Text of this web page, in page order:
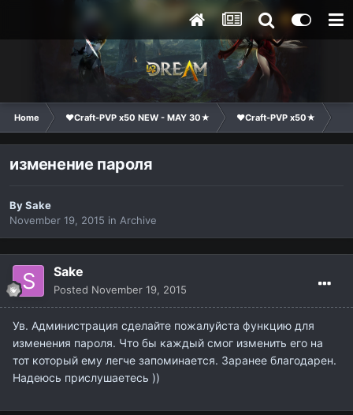
Home ❤Craft-PVP x50 NEW - MAY 30★ ❤Craft-PVP x50★
изменение пароля
BySake
November 19, 2015 in Archive
Sake
Posted November 19, 2015
Ув. Администрация сделайте пожалуйста функцию для
изменения пароля. Что бы каждый смог изменить его на
тот который ему легче запоминается. Заранее благодарен.
Надеюсь прислушаетесь ))